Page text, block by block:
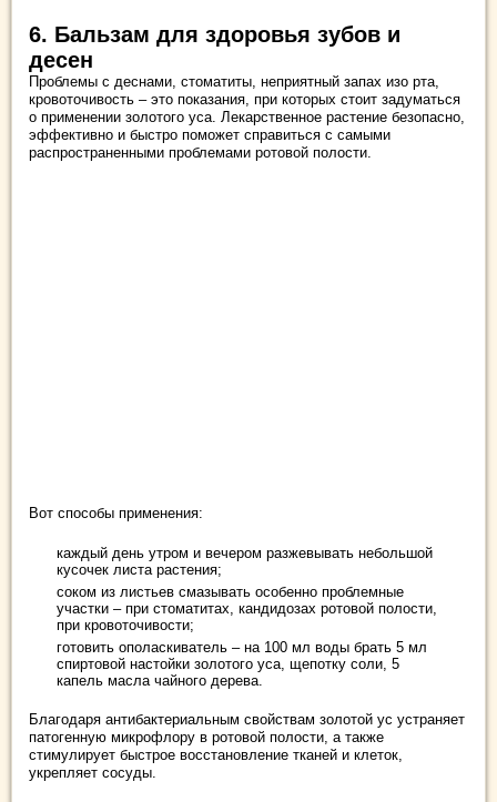
6. Бальзам для здоровья зубов и
десен
Проблемы с деснами, стоматиты, неприятный запах изо рта,
кровоточивость – это показания, при которых стоит задуматься
о применении золотого уса. Лекарственное растение безопасно,
эффективно и быстро поможет справиться с самыми
распространенными проблемами ротовой полости.
Вот способы применения:
каждый день утром и вечером разжевывать небольшой
кусочек листа растения;
соком из листьев смазывать особенно проблемные
участки – при стоматитах, кандидозах ротовой полости,
при кровоточивости;
готовить ополаскиватель – на 100 мл воды брать 5 мл
спиртовой настойки золотого уса, щепотку соли, 5
капель масла чайного дерева.
Благодаря антибактериальным свойствам золотой ус устраняет
патогенную микрофлору в ротовой полости, а также
стимулирует быстрое восстановление тканей и клеток,
укрепляет сосуды.